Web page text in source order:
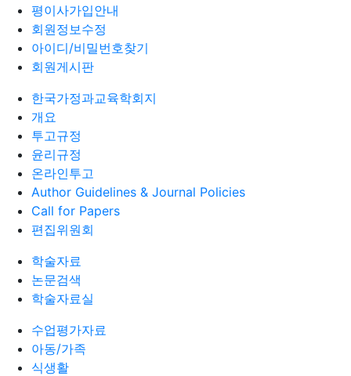
평이사가입안내
회원정보수정
아이디/비밀번호찾기
회원게시판
한국가정과교육학회지
개요
투고규정
윤리규정
온라인투고
Author Guidelines & Journal Policies
Call for Papers
편집위원회
학술자료
논문검색
학술자료실
수업평가자료
아동/가족
식생활